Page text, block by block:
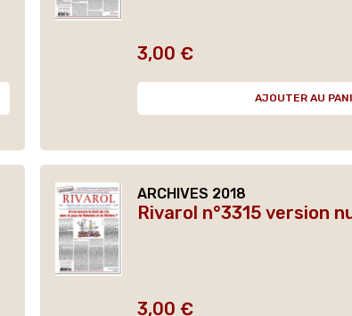
Prix
3,00 €
AJOUTER AU
ARCHIVES 2018
Rivarol n°3315 version
Prix
3,00 €